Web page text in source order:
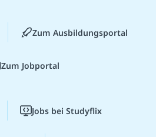
Zum Ausbildungsportal
Zum Jobportal
Jobs bei Studyflix